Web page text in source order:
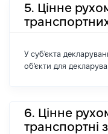
5. Цінне
У суб'єкта
об'єкти для
6. Цінне
транспортні